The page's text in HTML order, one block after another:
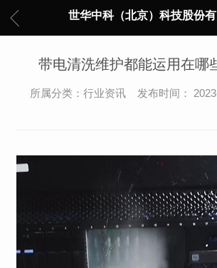
世华中科（北京）科技股份有
带电清洗维护都能运用在哪
所属分类：行业资讯 发布时间：